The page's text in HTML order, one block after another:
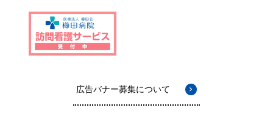
広告バナー募集について